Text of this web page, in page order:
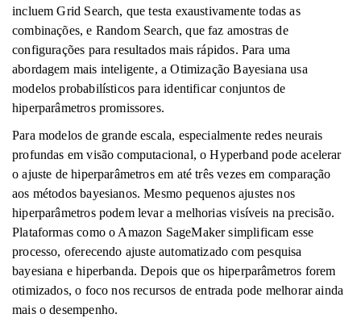
incluem Grid Search, que testa exaustivamente todas as
combinações, e Random Search, que faz amostras de
configurações para resultados mais rápidos. Para uma
abordagem mais inteligente, a Otimização Bayesiana usa
modelos probabilísticos para identificar conjuntos de
hiperparâmetros promissores.
Para modelos de grande escala, especialmente redes neurais
profundas em visão computacional, o Hyperband pode acelerar
o ajuste de hiperparâmetros em até três vezes em comparação
aos métodos bayesianos. Mesmo pequenos ajustes nos
hiperparâmetros podem levar a melhorias visíveis na precisão.
Plataformas como o Amazon SageMaker simplificam esse
processo, oferecendo ajuste automatizado com pesquisa
bayesiana e hiperbanda. Depois que os hiperparâmetros forem
otimizados, o foco nos recursos de entrada pode melhorar ainda
mais o desempenho.